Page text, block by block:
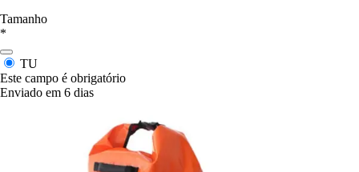
Tamanho
*
TU
Este campo é obrigatório
Enviado em 6 dias